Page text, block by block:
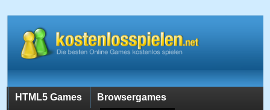
HTML5 Games Browsergames